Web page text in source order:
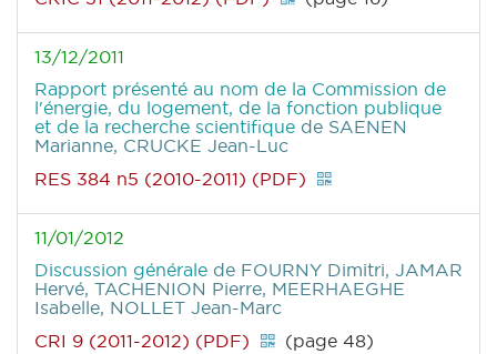
13/12/2011
Rapport présenté au nom de la Commission de
l'énergie, du logement, de la fonction publique
et de la recherche scientifique de SAENEN
Marianne, CRUCKE Jean-Luc
RES 384 n5 (2010-2011) (PDF)
11/01/2012
Discussion générale de FOURNY Dimitri, JAMAR
Hervé, TACHENION Pierre, MEERHAEGHE
Isabelle, NOLLET Jean-Marc
CRI 9 (2011-2012) (PDF)
(page 48)